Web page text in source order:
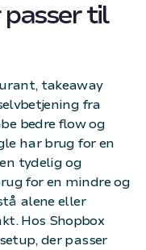
til
takeaway
fra
bedre flow og
har brug for en
tydelig og
for en mindre og
alene eller
Hos Shopbox
der passer